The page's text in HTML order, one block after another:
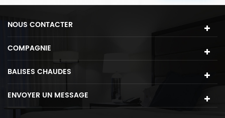
NOUS CONTACTER
COMPAGNIE
BALISES CHAUDES
ENVOYER UN MESSAGE